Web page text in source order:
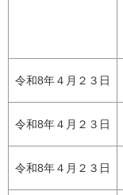
令和8年４月２３日
令和8年４月２３日
令和8年４月２３日